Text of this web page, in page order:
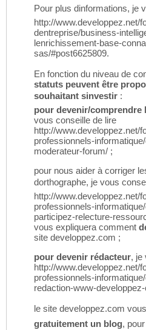
Pour plus dinformations, je
http://www.developpez.net/
dentreprise/business-
lenrichissement-base-
sas/#post6625809.
En fonction du niveau de
statuts peuvent être
souhaitant sinvestir :
pour devenir/comprendre
vous conseille de lire
http://www.developpez.net/
professionnels-
moderateur-forum/ ;
pour nous aider à corriger
dorthographe, je vous
http://www.developpez.net/
professionnels-
participez-relecture-
vous expliquera comment
site developpez.com ;
pour devenir rédacteur, je
http://www.developpez.net/
professionnels-
redaction-www-
le site developpez.com vous
gratuitement un blog,